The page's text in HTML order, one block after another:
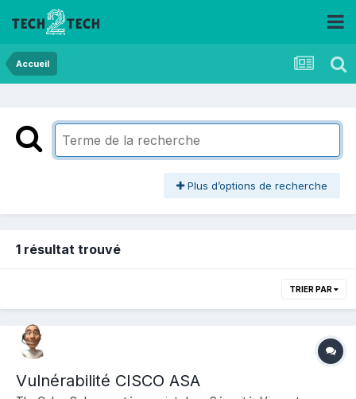
Accueil
Plus d’options de recherche
1 résultat trouvé
TRIER PAR
Vulnérabilité CISCO ASA